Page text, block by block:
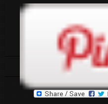
andorra